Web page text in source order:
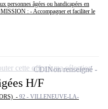
âgées ou handicapées en
: - Accompagner et faciliter le
H/F
- 92 - VILLENEUVE-LA-
CDINon renseigné
cette offre à ma sélection